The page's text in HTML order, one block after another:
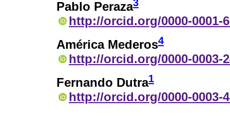
Pablo Peraza3
http://orcid.org/0000-0001-
América Mederos4
http://orcid.org/0000-0003-
Fernando Dutra1
http://orcid.org/0000-0003-